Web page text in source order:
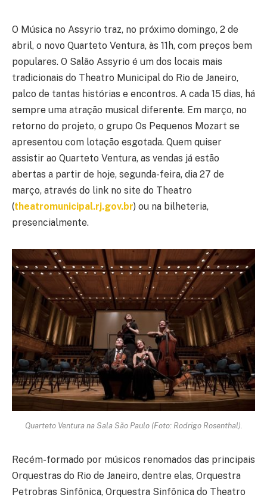
O Música no Assyrio traz, no próximo domingo, 2 de
abril, o novo Quarteto Ventura, às 11h, com preços bem
populares. O Salão Assyrio é um dos locais mais
tradicionais do Theatro Municipal do Rio de Janeiro,
palco de tantas histórias e encontros. A cada 15 dias, há
sempre uma atração musical diferente. Em março, no
retorno do projeto, o grupo Os Pequenos Mozart se
apresentou com lotação esgotada. Quem quiser
assistir ao Quarteto Ventura, as vendas já estão
abertas a partir de hoje, segunda-feira, dia 27 de
março, através do link no site do Theatro
(theatromunicipal.rj.gov.br) ou na bilheteria,
presencialmente.
Quarteto Ventura na Sala São Paulo (Foto: Rodrigo Rosenthal).
Recém-formado por músicos renomados das principais
Orquestras do Rio de Janeiro, dentre elas, Orquestra
Petrobras Sinfônica, Orquestra Sinfônica do Theatro